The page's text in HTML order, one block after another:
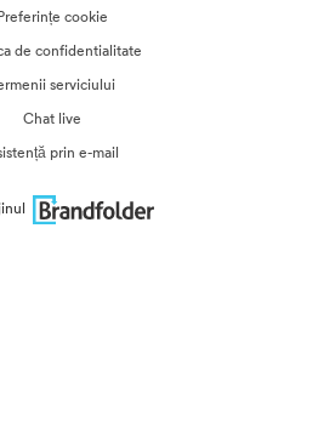
cookie
de confidentialitate
serviciului
Chat live
prin e-mail